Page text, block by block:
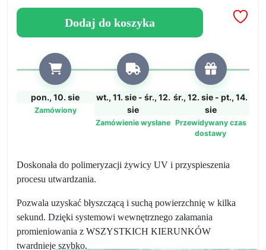
żywicy
Dodaj do koszyka
pon., 10. sie
Zamówiony
wt., 11. sie - śr., 12.
sie
Zamówienie wysłane
śr., 12. sie - pt., 14.
sie
Przewidywany czas
dostawy
Doskonała do polimeryzacji żywicy UV i przyspieszenia
procesu utwardzania.
Pozwala uzyskać błyszczącą i suchą powierzchnię w kilka
sekund. Dzięki systemowi wewnętrznego załamania
promieniowania z WSZYSTKICH KIERUNKÓW
twardnieje szybko.